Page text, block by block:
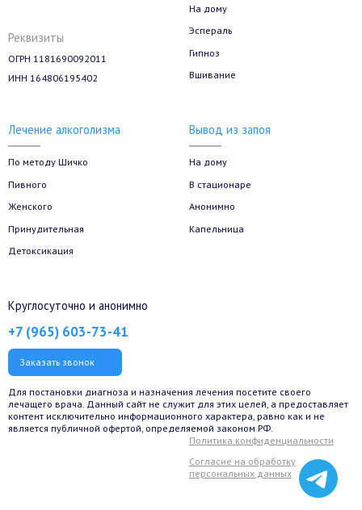
Реквизиты
ОГРН 1181690092011
ИНН 164806195402
На дому
Эспераль
Гипноз
Вшивание
Лечение алкоголизма
По методу Шичко
Пивного
Женского
Принудительная
Детоксикация
Вывод из запоя
На дому
В стационаре
Анонимно
Капельница
Круглосуточно и анонимно
+7 (965) 603-73-41
Заказать звонок
Для постановки диагноза и назначения лечения посетите своего
лечащего врача. Данный сайт не служит для этих целей, а предоставляет
контент исключительно информационного характера, равно как и не
является публичной офертой, определяемой законом РФ.
Политика конфиденциальности
Согласие на обработку
персональных данных